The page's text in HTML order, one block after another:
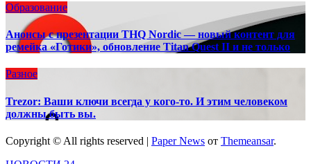
Образование
Анонсы с презентации THQ Nordic — новый контент для
ремейка «Готики», обновление Titan Quest II и не только
Разное
Trezor: Ваши ключи всегда у кого-то. И этим человеком
должны быть вы.
Copyright © All rights reserved | Paper News от Themeansar.